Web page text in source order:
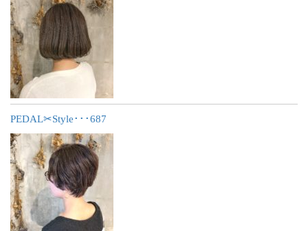
PEDAL✂︎Style･･･687